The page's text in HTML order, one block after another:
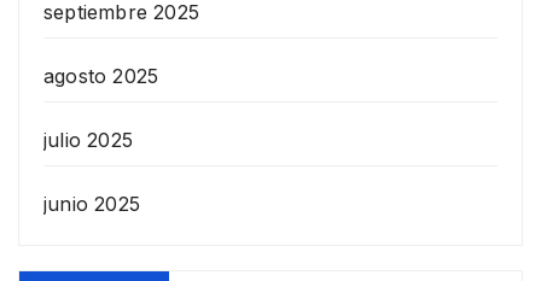
septiembre 2025
agosto 2025
julio 2025
junio 2025